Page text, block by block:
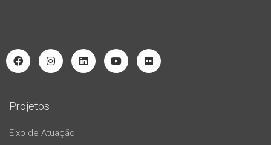
Projetos
Eixo de Atuação